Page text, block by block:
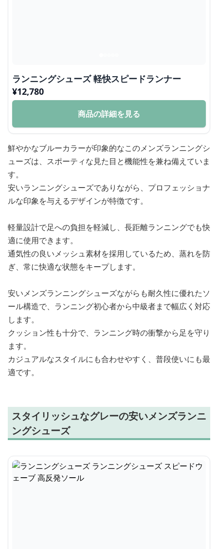
ランニングシューズ 軽快スピードランナー
¥12,780
商品の詳細を見る
鮮やかなブルーカラーが印象的なこのメンズランニングシ
ューズは、スポーティな見た目と機能性を兼ね備えていま
す。
安いランニングシューズでありながら、プロフェッショナ
ルな印象を与えるデザインが特徴です。
軽量設計で足への負担を軽減し、長距離ランニングでも快
適に使用できます。
通気性の良いメッシュ素材を採用しているため、蒸れを防
ぎ、常に快適な状態をキープします。
安いメンズランニングシューズながらも耐久性に優れたソ
ール構造で、ランニング初心者から中級者まで幅広く対応
します。
クッション性も十分で、ランニング時の衝撃から足を守り
ます。
カジュアルなスタイルにも合わせやすく、普段使いにも最
適です。
スタイリッシュなグレーの安いメンズランニ
ングシューズ